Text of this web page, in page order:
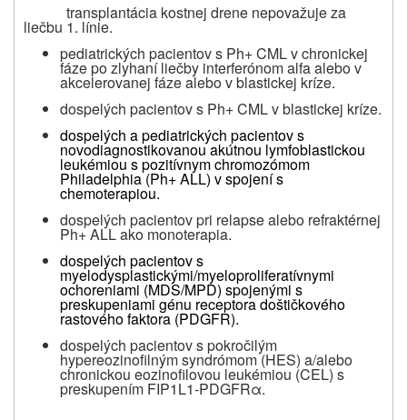
transplantácia kostnej drene nepovažuje za
liečbu 1. línie.
pediatrických pacientov s Ph+ CML v chronickej
fáze po zlyhaní liečby interferónom alfa alebo v
akcelerovanej fáze alebo v blastickej kríze.
dospelých pacientov s Ph+ CML v blastickej kríze.
dospelých a pediatrických pacientov s
novodiagnostikovanou akútnou lymfoblastickou
leukémiou s pozitívnym chromozómom
Philadelphia (Ph+ ALL) v spojení s
chemoterapiou.
dospelých pacientov pri relapse alebo refraktérnej
Ph+ ALL ako monoterapia.
dospelých pacientov s
myelodysplastickými/myeloproliferatívnymi
ochoreniami (MDS/MPD) spojenými s
preskupeniami génu receptora doštičkového
rastového faktora (PDGFR).
dospelých pacientov s pokročilým
hypereozinofilným syndrómom (HES) a/alebo
chronickou eozinofilovou leukémiou (CEL) s
preskupením FIP1L1-PDGFRα.